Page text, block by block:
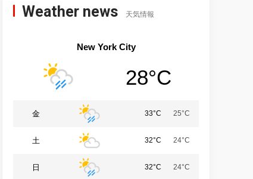
Weather news 天気情報
New York City
28°C
金 33°C 25°C
土 32°C 24°C
日 32°C 24°C